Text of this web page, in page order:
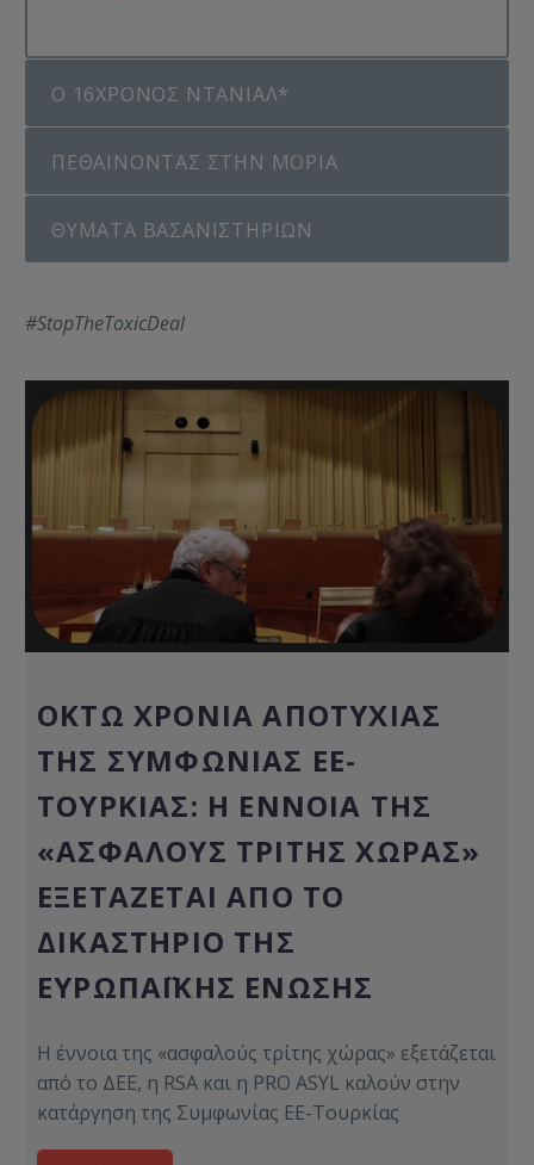
Ο 16ΧΡΟΝΟΣ ΝΤΑΝΙΑΛ*
ΠΕΘΑΙΝΟΝΤΑΣ ΣΤΗΝ ΜΟΡΙΑ
ΘΥΜΑΤΑ ΒΑΣΑΝΙΣΤΗΡΙΩΝ
#StopTheToxicDeal
ΟΚΤΏ ΧΡΌΝΙΑ ΑΠΟΤΥΧΊΑΣ
ΤΗΣ ΣΥΜΦΩΝΊΑΣ ΕΕ-
ΤΟΥΡΚΊΑΣ: Η ΈΝΝΟΙΑ ΤΗΣ
«ΑΣΦΑΛΟΎΣ ΤΡΊΤΗΣ ΧΏΡΑΣ»
ΕΞΕΤΆΖΕΤΑΙ ΑΠΌ ΤΟ
ΔΙΚΑΣΤΉΡΙΟ ΤΗΣ
ΕΥΡΩΠΑΪΚΉΣ ΈΝΩΣΗΣ
Η έννοια της «ασφαλούς τρίτης χώρας» εξετάζεται
από το ΔΕΕ, η RSA και η PRO ASYL καλούν στην
κατάργηση της Συμφωνίας ΕΕ-Τουρκίας